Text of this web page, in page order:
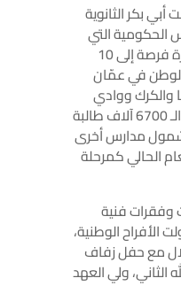
بكر الثانوية
الحكومية التي
استفادت حتى الآن من مبادرة فرصة إلى 10
في عمّان
والكرك ووادي
موسى، يزيد عدد طلبتها عن الـ 6700 آلاف طالبة
شمول مدارس أخرى
الحالي كمرحلة
وفقرات فنية
الأفراح الوطنية،
مع حفل زفاف
الثاني، ولي العهد